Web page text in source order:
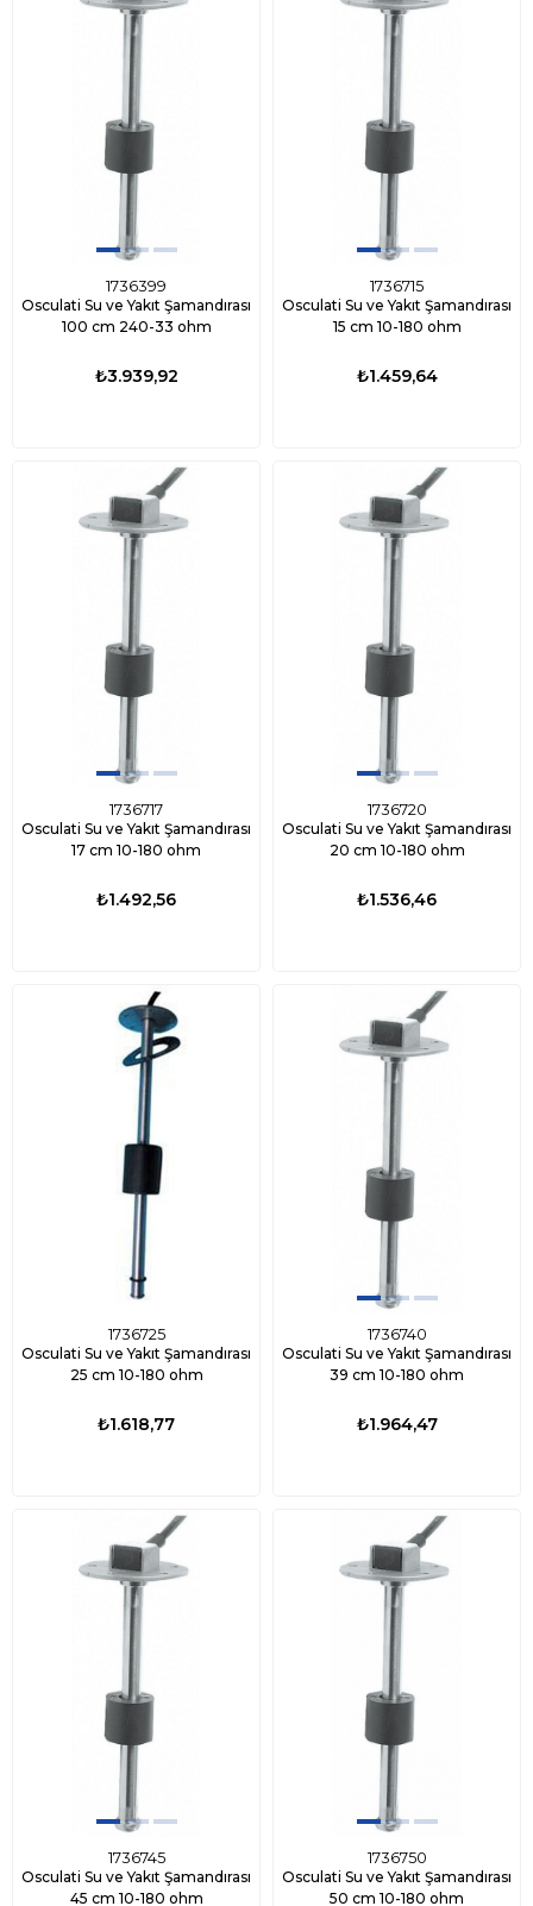
1736399
Osculati Su ve Yakıt Şamandırası
100 cm 240-33 ohm
₺3.939,92
1736715
Osculati Su ve Yakıt Şamandırası
15 cm 10-180 ohm
₺1.459,64
1736717
Osculati Su ve Yakıt Şamandırası
17 cm 10-180 ohm
₺1.492,56
1736720
Osculati Su ve Yakıt Şamandırası
20 cm 10-180 ohm
₺1.536,46
1736725
Osculati Su ve Yakıt Şamandırası
25 cm 10-180 ohm
₺1.618,77
1736740
Osculati Su ve Yakıt Şamandırası
39 cm 10-180 ohm
₺1.964,47
1736745
Osculati Su ve Yakıt Şamandırası
45 cm 10-180 ohm
1736750
Osculati Su ve Yakıt Şamandırası
50 cm 10-180 ohm